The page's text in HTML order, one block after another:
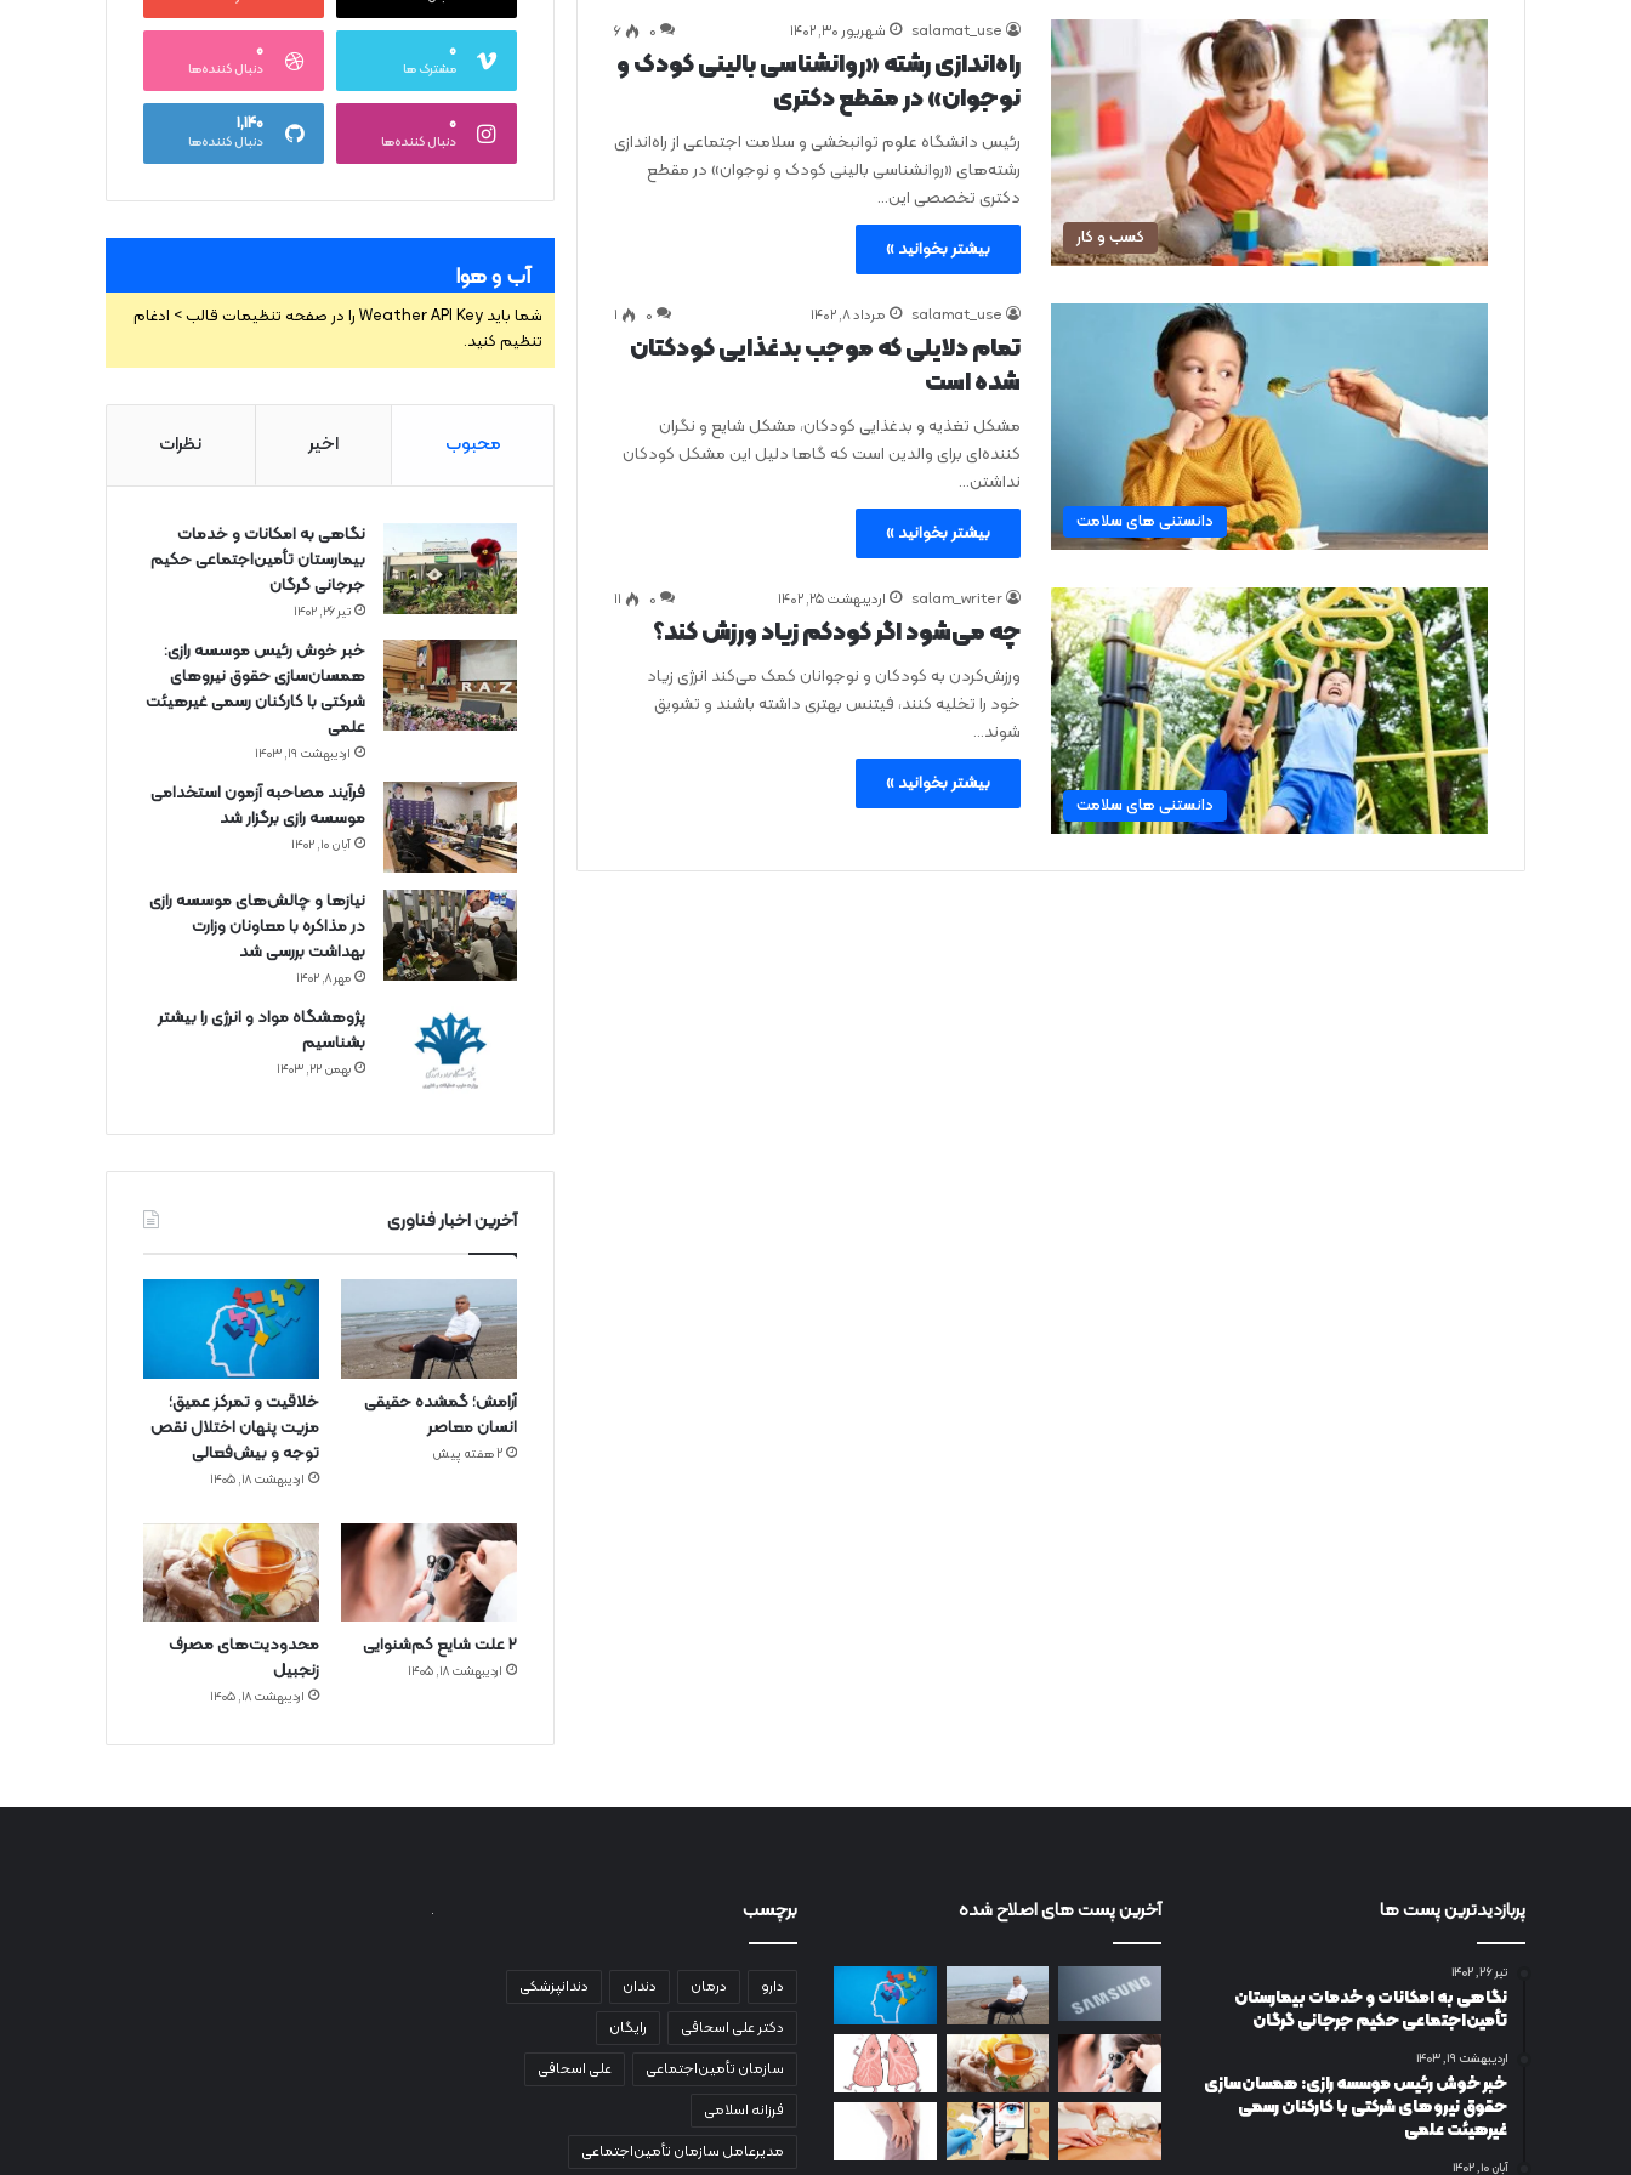
کسب و کار
salamat_use شهریور ۳۰, ۱۴۰۲ 0 ۶
راه‌اندازی رشته «روانشناسی بالینی کودک و
نوجوان» در مقطع دکتری
رئیس دانشگاه علوم توانبخشی و سلامت اجتماعی از راه‌اندازی
رشته‌های «روانشناسی بالینی کودک و نوجوان» در مقطع
دکتری تخصصی این…
بیشتر بخوانید »
دانستنی های سلامت
salamat_use مرداد ۸, ۱۴۰۲ 0 ۱
تمام دلایلی که موجب بدغذایی کودکتان
شده است
مشکل تغذیه و بدغذایی کودکان، مشکل شایع و نگران
کننده‌ای برای والدین است که گاها دلیل این مشکل کودکان
نداشتن…
بیشتر بخوانید »
دانستنی های سلامت
salam_writer اردیبهشت ۲۵, ۱۴۰۲ 0 ۱۱
چه می‌شود اگر کودکم زیاد ورزش کند؟
ورزش‌کردن به کودکان و نوجوانان کمک می‌کند انرژی زیاد
خود را تخلیه کنند، فیتنس بهتری داشته باشند و تشویق
شوند…
بیشتر بخوانید »
۰
مشترک ها
۰
دنبال کننده‌ها
۰
دنبال کننده‌ها
۱,۱۴۰
دنبال کننده‌ها
آب و هوا
شما باید Weather API Key را در صفحه تنظیمات قالب > ادغام
تنظیم کنید.
محبوب اخیر نظرات
نگاهی به امکانات و خدمات
بیمارستان تأمین‌اجتماعی حکیم
جرجانی گرگان
تیر ۲۶, ۱۴۰۲
خبر خوش رئیس موسسه رازی:
همسان‌سازی حقوق نیروهای
شرکتی با کارکنان رسمی غیرهیئت
علمی
اردیبهشت ۱۹, ۱۴۰۳
فرآیند مصاحبه آزمون استخدامی
موسسه رازی برگزار شد
آبان ۱۰, ۱۴۰۲
نیازها و چالش‌های موسسه رازی
در مذاکره با معاونان وزارت
بهداشت بررسی شد
مهر ۸, ۱۴۰۲
پژوهشگاه مواد و انرژی را بیشتر
بشناسیم
بهمن ۲۲, ۱۴۰۳
آخرین اخبار فناوری
آرامش؛ گمشده حقیقی
انسان معاصر
2 هفته پیش
خلاقیت و تمرکز عمیق؛
مزیت پنهان اختلال نقص
توجه و بیش‌فعالی
اردیبهشت ۱۸, ۱۴۰۵
۲ علت شایع‌ کم‌شنوایی
اردیبهشت ۱۸, ۱۴۰۵
محدودیت‌های مصرف
زنجبیل
اردیبهشت ۱۸, ۱۴۰۵
پربازدیدترین پست ها
تیر ۲۶, ۱۴۰۲
نگاهی به امکانات و خدمات بیمارستان
تأمین‌اجتماعی حکیم جرجانی گرگان
اردیبهشت ۱۹, ۱۴۰۳
خبر خوش رئیس موسسه رازی: همسان‌سازی
حقوق نیروهای شرکتی با کارکنان رسمی
غیرهیئت علمی
آبان ۱۰, ۱۴۰۲
آخرین پست های اصلاح شده برچسب
دارو درمان دندان
دندانپزشکی
دکتر علی اسحاقی
رایگان
سازمان تأمین‌اجتماعی
علی اسحاقی
فرزانه اسلامی
مدیرعامل سازمان تأمین‌اجتماعی